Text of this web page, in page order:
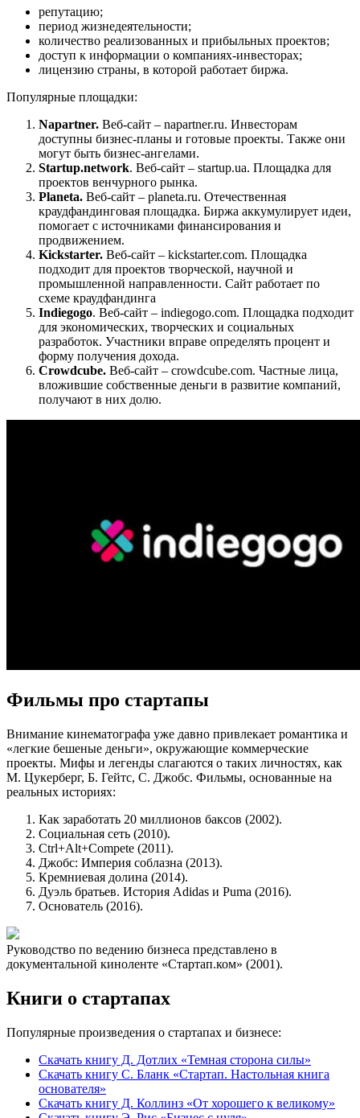
репутацию;
период жизнедеятельности;
количество реализованных и прибыльных проектов;
доступ к информации о компаниях-инвесторах;
лицензию страны, в которой работает биржа.
Популярные площадки:
Napartner. Веб-сайт – napartner.ru. Инвесторам
доступны бизнес-планы и готовые проекты. Также они
могут быть бизнес-ангелами.
Startup.network. Веб-сайт – startup.ua. Площадка для
проектов венчурного рынка.
Planeta. Веб-сайт – planeta.ru. Отечественная
краудфандинговая площадка. Биржа аккумулирует идеи,
помогает с источниками финансирования и
продвижением.
Kickstarter. Веб-сайт – kickstarter.com. Площадка
подходит для проектов творческой, научной и
промышленной направленности. Сайт работает по
схеме краудфандинга
Indiegogo. Веб-сайт – indiegogo.com. Площадка подходит
для экономических, творческих и социальных
разработок. Участники вправе определять процент и
форму получения дохода.
Crowdcube. Веб-сайт – crowdcube.com. Частные лица,
вложившие собственные деньги в развитие компаний,
получают в них долю.
Фильмы про стартапы
Внимание кинематографа уже давно привлекает романтика и
«легкие бешеные деньги», окружающие коммерческие
проекты. Мифы и легенды слагаются о таких личностях, как
М. Цукерберг, Б. Гейтс, С. Джобс. Фильмы, основанные на
реальных историях:
Как заработать 20 миллионов баксов (2002).
Социальная сеть (2010).
Ctrl+Alt+Compete (2011).
Джобс: Империя соблазна (2013).
Кремниевая долина (2014).
Дуэль братьев. История Adidas и Puma (2016).
Основатель (2016).
Руководство по ведению бизнеса представлено в
документальной киноленте «Стартап.ком» (2001).
Книги о стартапах
Популярные произведения о стартапах и бизнесе:
Скачать книгу Д. Дотлих «Темная сторона силы»
Скачать книгу С. Бланк «Стартап. Настольная книга
основателя»
Скачать книгу Д. Коллинз «От хорошего к великому»